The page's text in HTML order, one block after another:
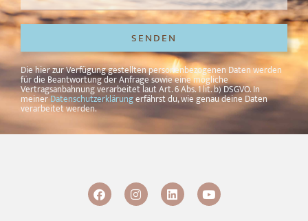
SENDEN
Alternative:
Die hier zur Verfügung gestellten personenbezogenen Daten werden
für die Beantwortung der Anfrage sowie eine mögliche
Vertragsanbahnung verarbeitet laut Art. 6 Abs. 1 lit. b) DSGVO. In
meinerDatenschutzerklärungerfährst du, wie genau deine Daten
verarbeitet werden.